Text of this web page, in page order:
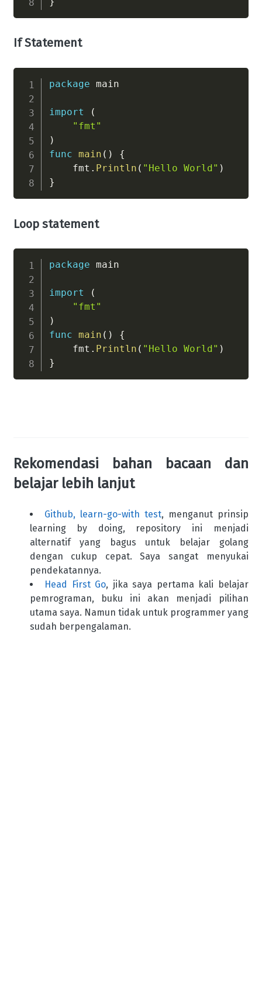
If Statement
package main
import
(
"fmt"
)
func main ( )
{
    fmt
. Println ( "Hello World" )
}
Loop statement
package main
import
(
"fmt"
)
func main ( )
{
    fmt
. Println ( "Hello World" )
}
Rekomendasi bahan bacaan dan
belajar lebih lanjut
Github, learn-go-with test, menganut prinsip
learning by doing, repository ini menjadi
alternatif yang bagus untuk belajar golang
dengan cukup cepat. Saya sangat menyukai
pendekatannya.
Head First Go, jika saya pertama kali belajar
pemrograman, buku ini akan menjadi pilihan
utama saya. Namun tidak untuk programmer yang
sudah berpengalaman.